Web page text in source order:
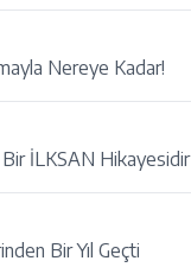
Nereye Kadar!
İLKSAN Hikayesidir
Bir Yıl Geçti